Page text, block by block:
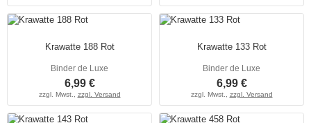
Krawatte 188 Rot
Binder de Luxe
6,99 €
zzgl. Mwst., zzgl. Versand
Krawatte 133 Rot
Binder de Luxe
6,99 €
zzgl. Mwst., zzgl. Versand